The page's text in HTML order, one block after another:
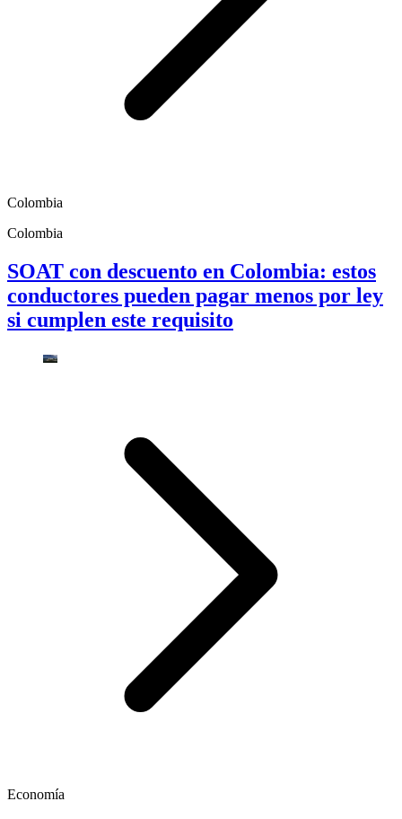
Colombia
Colombia
SOAT con descuento en Colombia: estos
conductores pueden pagar menos por ley
si cumplen este requisito
Economía